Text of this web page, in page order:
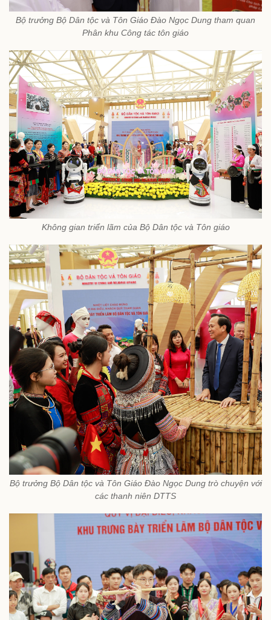
Bộ trưởng Bộ Dân tộc và Tôn Giáo Đào Ngọc Dung tham quan
Phân khu Công tác tôn giáo
Không gian triển lãm của Bộ Dân tộc và Tôn giáo
Bộ trưởng Bộ Dân tộc và Tôn Giáo Đào Ngọc Dung trò chuyện với
các thanh niên DTTS